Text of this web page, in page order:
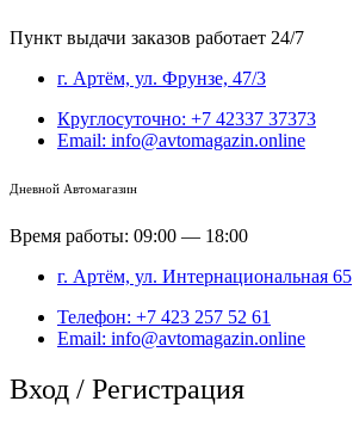
Пункт выдачи заказов работает 24/7
г. Артём, ул. Фрунзе, 47/3
Круглосуточно: +7 42337 37373
Email: info@avtomagazin.online
Дневной Автомагазин
Время работы: 09:00 — 18:00
г. Артём, ул. Интернациональная 65
Телефон: +7 423 257 52 61
Email: info@avtomagazin.online
Вход / Регистрация